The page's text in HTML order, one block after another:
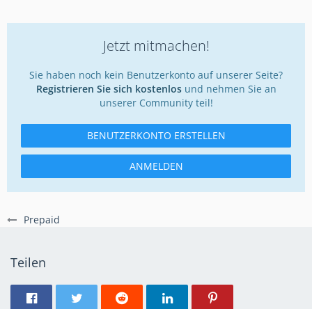
Prepaid
Jetzt mitmachen!
Sie haben noch kein Benutzerkonto auf unserer Seite?
Registrieren Sie sich kostenlosund nehmen Sie an
unserer Community teil!
BENUTZERKONTO ERSTELLEN
ANMELDEN
Teilen